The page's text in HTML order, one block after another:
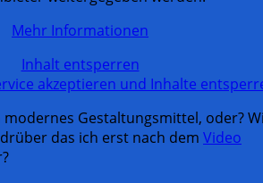
Mehr Informationen
Inhalt entsperren
akzeptieren und Inhalte
modernes Gestaltungsmittel, oder?
das ich erst nach dem Video